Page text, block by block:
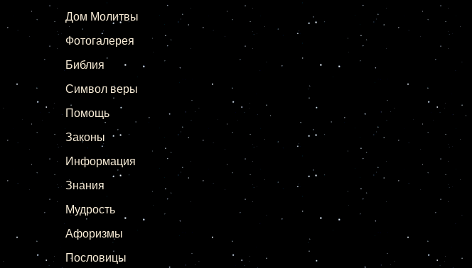
Дом Молитвы
Фотогалерея
Библия
Символ веры
Помощь
Законы
Информация
Знания
Мудрость
Афоризмы
Пословицы